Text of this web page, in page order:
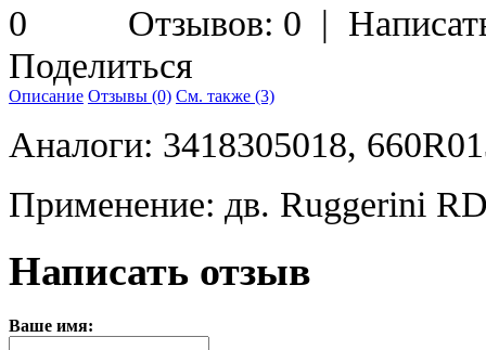
Отзывов: 0 |
Поделиться
Описание Отзывы (0) См. также (3)
Аналоги: 3418305018,
Применение: дв. Ruggerini
Написать отзыв
Ваше имя: